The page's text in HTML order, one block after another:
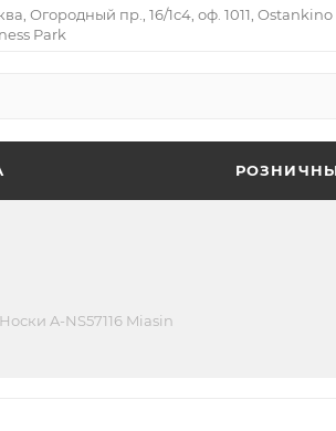
Огородный пр., 16/1с4, оф. 1011, Ostankino
Park
Носки A-NS57116 Miasin